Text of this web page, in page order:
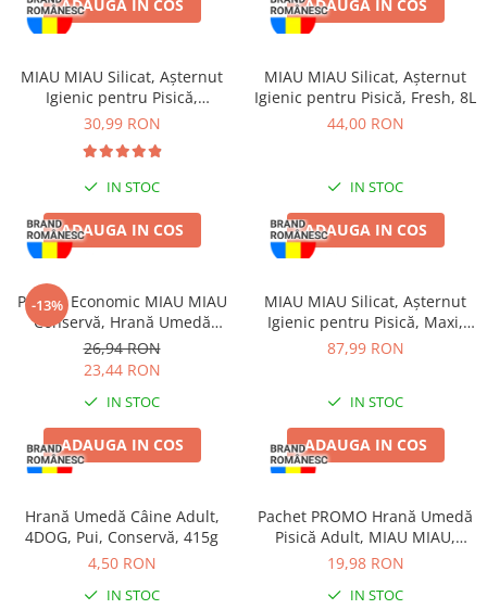
Haine Câini
Zgărzi & Hamuri
ADAUGA IN COS ADAUGA IN COS
MIAU MIAU Silicat, Așternut
Igienic pentru Pisică,
Clumping, 5L
30,99 RON
IN STOC
ADAUGA IN COS
MIAU MIAU Silicat, Așternut
Igienic pentru Pisică, Fresh, 8L
44,00 RON
IN STOC
ADAUGA IN COS
-13%
Pachet Economic MIAU MIAU
Conservă, Hrană Umedă
Pisică Adult, Pui, 6x415g
26,94 RON
23,44 RON
IN STOC
ADAUGA IN COS
MIAU MIAU Silicat, Așternut
Igienic pentru Pisică, Maxi,
15L
87,99 RON
IN STOC
ADAUGA IN COS
Hrană Umedă Câine Adult,
4DOG, Pui, Conservă, 415g
4,50 RON
IN STOC
Pachet PROMO Hrană Umedă
Pisică Adult, MIAU MIAU,
Somon în sos, 12x100g
19,98 RON
IN STOC